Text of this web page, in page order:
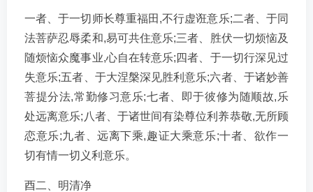
一者、于一切师长尊重福田,不行虚诳意乐;二者、于同
法菩萨忍辱柔和,易可共住意乐;三者、胜伏一切烦恼及
随烦恼众魔事业,心自在转意乐;四者、于一切行深见过
失意乐;五者、于大涅槃深见胜利意乐;六者、于诸妙善
菩提分法,常勤修习意乐;七者、即于彼修为随顺故,乐
处远离意乐;八者、于诸世间有染尊位利养恭敬,无所顾
恋意乐;九者、远离下乘,趣证大乘意乐;十者、欲作一
切有情一切义利意乐。
酉二、明清净